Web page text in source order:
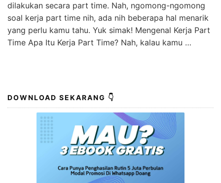
dilakukan secara part time. Nah, ngomong-ngomong
soal kerja part time nih, ada nih beberapa hal menarik
yang perlu kamu tahu. Yuk simak! Mengenal Kerja Part
Time Apa Itu Kerja Part Time? Nah, kalau kamu …
DOWNLOAD SEKARANG 👇